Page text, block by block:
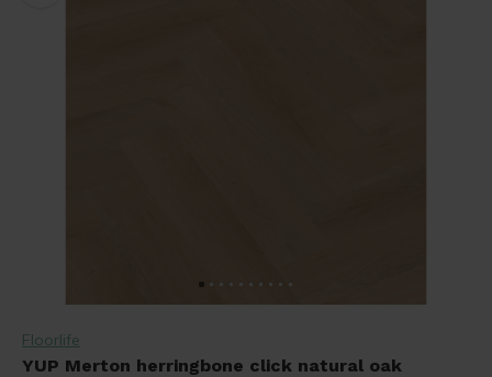
Floorlife
YUP Merton herringbone click natural oak